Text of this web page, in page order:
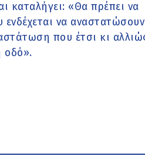
καταλήγει: «Θα πρέπει να
να
που έτσι κι
οδό».